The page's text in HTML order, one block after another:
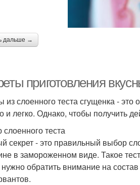
дальше →
приготовления
из слоенного теста сгущенка -
и легко. Однако, чтобы получить
теста
секрет - это правильный выбор
в замороженном виде. Такое
обратить внимание на